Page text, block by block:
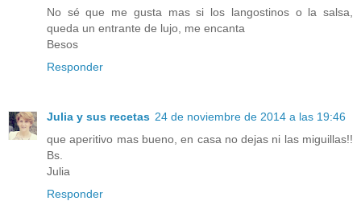
No sé que me gusta mas si los langostinos o la salsa,
queda un entrante de lujo, me encanta
Besos
Responder
Julia y sus recetas 24 de noviembre de 2014 a las 19:46
que aperitivo mas bueno, en casa no dejas ni las miguillas!!
Bs.
Julia
Responder